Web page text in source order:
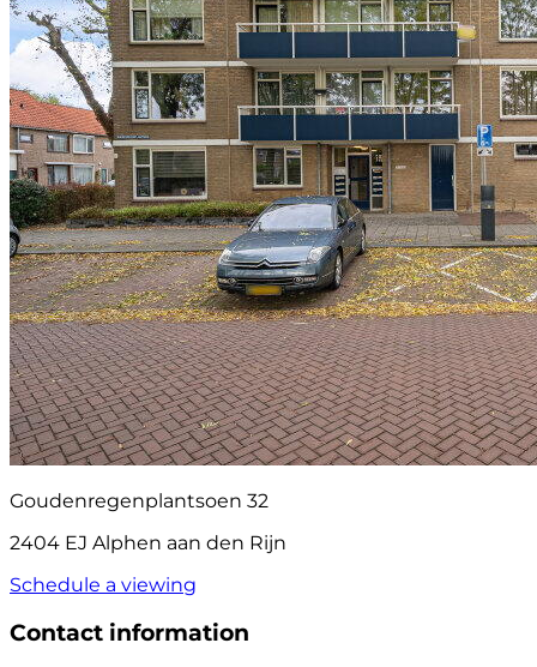
Goudenregenplantsoen 32
2404 EJ Alphen aan den Rijn
Schedule a viewing
Contact information